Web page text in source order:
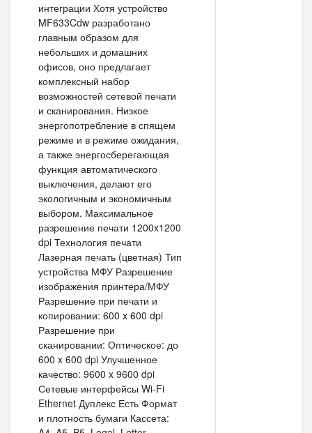
интеграции Хотя устройство
MF633Cdw разработано
главным образом для
небольших и домашних
офисов, оно предлагает
комплексный набор
возможностей сетевой печати
и сканирования. Низкое
энергопотребление в спящем
режиме и в режиме ожидания,
а также энергосберегающая
функция автоматического
выключения, делают его
экологичным и экономичным
выбором. Максимальное
разрешение печати 1200x1200
dpi Технология печати
Лазерная печать (цветная) Тип
устройства МФУ Разрешение
изображения принтера/МФУ
Разрешение при печати и
копировании: 600 x 600 dpi
Разрешение при
сканировании: Оптическое: до
600 x 600 dpi Улучшенное
качество: 9600 x 9600 dpi
Сетевые интерфейсы Wi-Fi
Ethernet Дуплекс Есть Формат
и плотность бумаги Кассета: